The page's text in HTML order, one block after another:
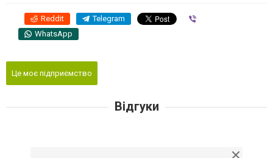
Reddit Telegram
WhatsApp
Це моє підприємство
Відгуки